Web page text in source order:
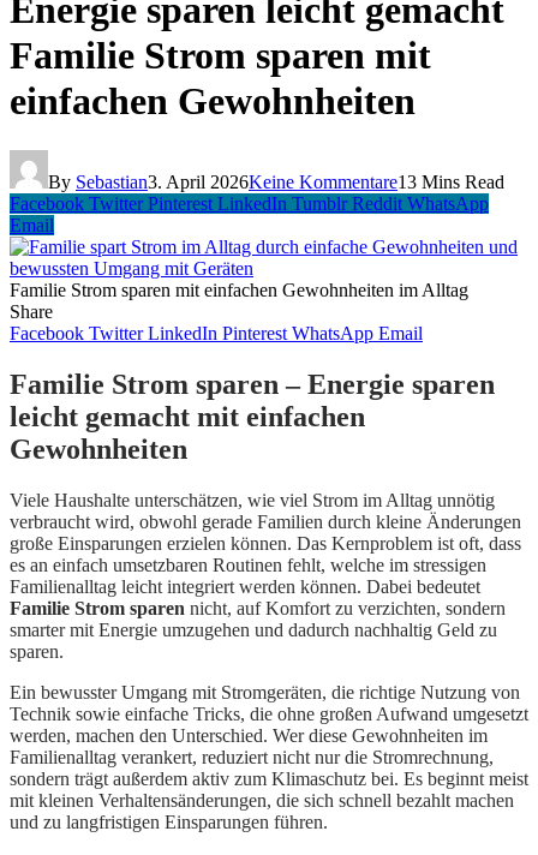
Energie sparen leicht gemacht
Familie Strom sparen mit
einfachen Gewohnheiten
By Sebastian3. April 2026Keine Kommentare13 Mins Read
Facebook Twitter Pinterest LinkedIn Tumblr Reddit WhatsApp
Email
Familie Strom sparen mit einfachen Gewohnheiten im Alltag
Share
Facebook Twitter LinkedIn Pinterest WhatsApp Email
Familie Strom sparen – Energie sparen
leicht gemacht mit einfachen
Gewohnheiten
Viele Haushalte unterschätzen, wie viel Strom im Alltag unnötig
verbraucht wird, obwohl gerade Familien durch kleine Änderungen
große Einsparungen erzielen können. Das Kernproblem ist oft, dass
es an einfach umsetzbaren Routinen fehlt, welche im stressigen
Familienalltag leicht integriert werden können. Dabei bedeutet
Familie Strom sparen nicht, auf Komfort zu verzichten, sondern
smarter mit Energie umzugehen und dadurch nachhaltig Geld zu
sparen.
Ein bewusster Umgang mit Stromgeräten, die richtige Nutzung von
Technik sowie einfache Tricks, die ohne großen Aufwand umgesetzt
werden, machen den Unterschied. Wer diese Gewohnheiten im
Familienalltag verankert, reduziert nicht nur die Stromrechnung,
sondern trägt außerdem aktiv zum Klimaschutz bei. Es beginnt meist
mit kleinen Verhaltensänderungen, die sich schnell bezahlt machen
und zu langfristigen Einsparungen führen.